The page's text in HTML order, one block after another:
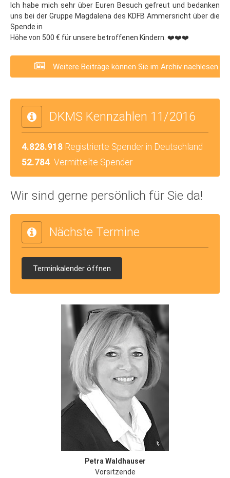
Ich habe mich sehr über Euren Besuch gefreut und bedanken
uns bei der Gruppe Magdalena des KDFB Ammersricht über die
Spende in
Höhe von 500 € für unsere betroffenen Kindern. ❤️❤️❤️
Weitere Beiträge können Sie im Archiv nachlesen
DKMS Kennzahlen 11/2016
4.828.918 Registrierte Spender in Deutschland
52.784 Vermittelte Spender
Wir sind gerne persönlich für Sie da!
Nächste Termine
Terminkalender öffnen
Petra Waldhauser
Vorsitzende